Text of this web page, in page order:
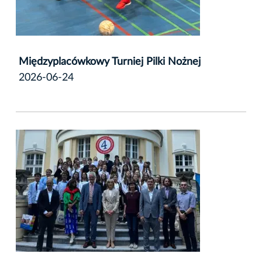
Międzyplacówkowy Turniej Pilki Nożnej
2026-06-24